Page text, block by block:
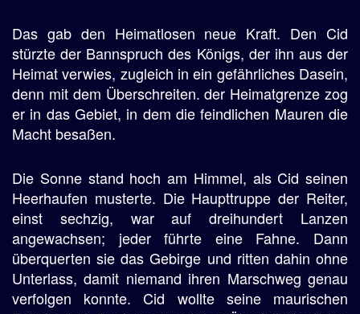
Das gab den Heimatlosen neue Kraft. Den Cid
stürzte der Bannspruch des Königs, der ihn aus der
Heimat verwies, zugleich in ein gefährliches Dasein,
denn mit dem Überschreiten. der Heimatgrenze zog
er in das Gebiet, in dem die feindlichen Mauren die
Macht besaßen.
Die Sonne stand hoch am Himmel, als Cid seinen
Heerhaufen musterte. Die Haupttruppe der Reiter,
einst sechzig, war auf dreihundert Lanzen
angewachsen; jeder führte eine Fahne. Dann
überquerten sie das Gebirge und ritten dahin ohne
Unterlass, damit niemand ihren Marschweg genau
verfolgen konnte. Cid wollte seine maurischen